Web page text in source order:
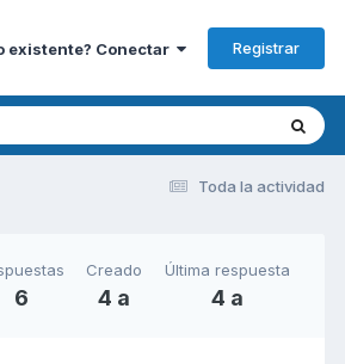
existente? Conectar Registrar
Toda la actividad
6
Creado
4 a
Última respuesta
4 a